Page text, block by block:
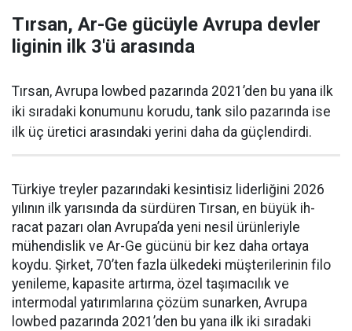
Tırsan, Ar-Ge gücüyle Avrupa devler
liginin ilk 3'ü arasında
Tırsan, Avrupa lowbed pazarında 2021’den bu yana ilk
iki sıradaki konumunu korudu, tank silo pazarında ise
ilk üç üretici arasındaki yerini daha da güçlen­dirdi.
Türkiye treyler pazarın­daki kesintisiz liderliğini 2026
yılının ilk yarısında da sürdüren Tırsan, en büyük ih­
racat pazarı olan Avrupa’da yeni nesil ürünleriyle
mühendislik ve Ar-Ge gücünü bir kez daha orta­ya
koydu. Şirket, 70’ten fazla ül­kedeki müşterilerinin filo
yenile­me, kapasite artırma, özel taşıma­cılık ve
intermodal yatırımlarına çözüm sunarken, Avrupa
lowbed pazarında 2021’den bu yana ilk iki sıradaki